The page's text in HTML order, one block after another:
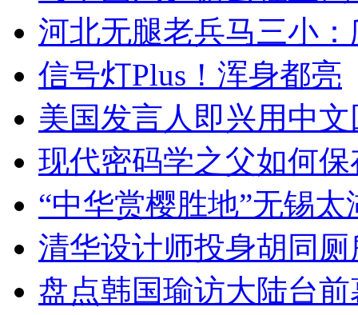
河北无腿老兵马三小
信号灯Plus！浑身都亮
美国发言人即兴用中
现代密码学之父如何
“中华赏樱胜地”无锡
清华设计师投身胡同
盘点韩国瑜访大陆台